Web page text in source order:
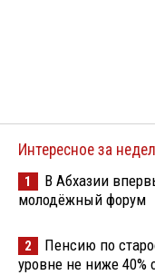
Интересное за
1
В Абхазии
молодёжный форум
2
Пенсию по
уровне не ниже 40%